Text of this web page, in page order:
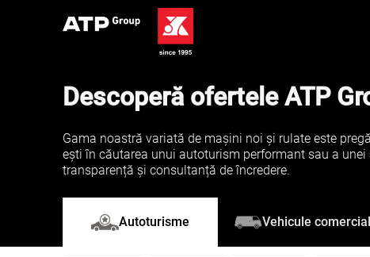
Descoperă ofertele ATP
Gama noastră variată de mașini noi și rulate este
ești în căutarea unui autoturism performant sau a
transparență și consultanță de încredere.
Autoturisme Vehicule